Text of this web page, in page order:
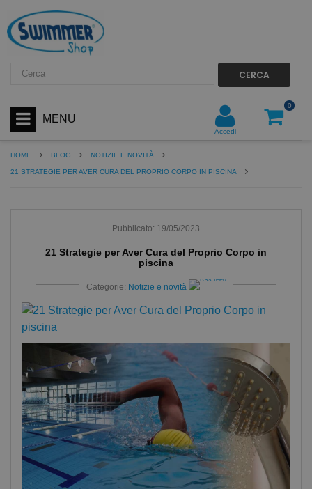
CERCA
MENU
0
Accedi
HOME BLOG NOTIZIE E NOVITÀ
21 STRATEGIE PER AVER CURA DEL PROPRIO CORPO IN PISCINA
Pubblicato: 19/05/2023
21 Strategie per Aver Cura del Proprio Corpo in
piscina
Categorie: Notizie e novità